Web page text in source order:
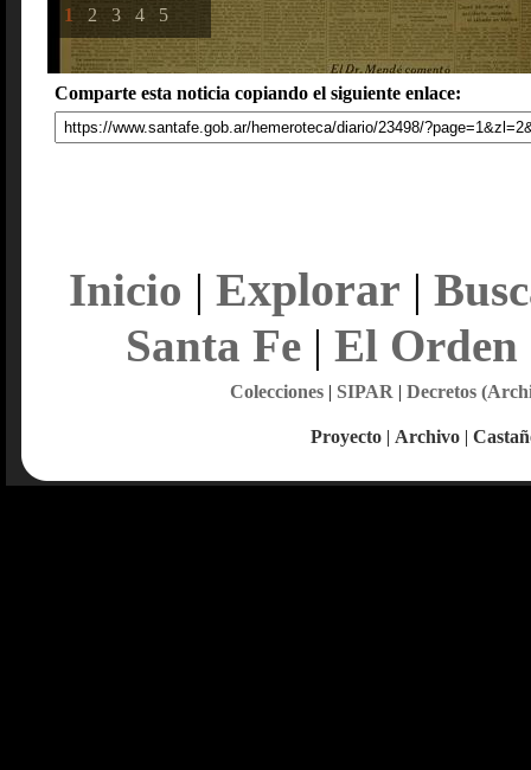
1 2 3 4 5
Comparte esta noticia copiando el siguiente enlace:
Inicio | Explorar |
Santa Fe| El Orden
Colecciones| SIPAR | Decretos
Proyecto | Archivo |